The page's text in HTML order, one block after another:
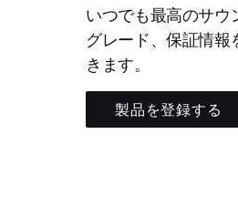
いつでも最高のサウ
グレード、保証情
きます。
製品を登録する